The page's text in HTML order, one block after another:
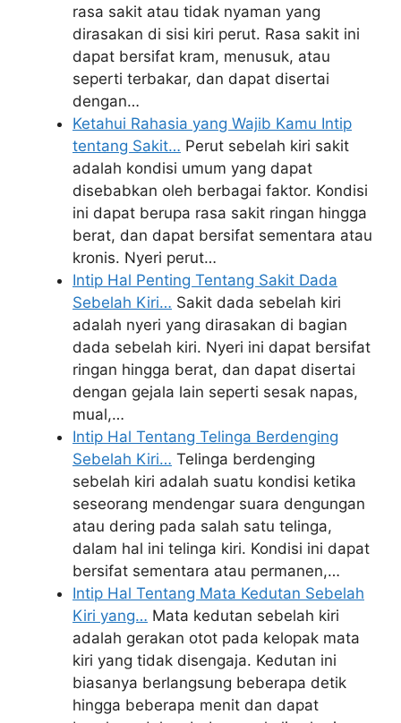
rasa sakit atau tidak nyaman yang
dirasakan di sisi kiri perut. Rasa sakit ini
dapat bersifat kram, menusuk, atau
seperti terbakar, dan dapat disertai
dengan…
Ketahui Rahasia yang Wajib Kamu Intip
tentang Sakit… Perut sebelah kiri sakit
adalah kondisi umum yang dapat
disebabkan oleh berbagai faktor. Kondisi
ini dapat berupa rasa sakit ringan hingga
berat, dan dapat bersifat sementara atau
kronis. Nyeri perut…
Intip Hal Penting Tentang Sakit Dada
Sebelah Kiri… Sakit dada sebelah kiri
adalah nyeri yang dirasakan di bagian
dada sebelah kiri. Nyeri ini dapat bersifat
ringan hingga berat, dan dapat disertai
dengan gejala lain seperti sesak napas,
mual,…
Intip Hal Tentang Telinga Berdenging
Sebelah Kiri… Telinga berdenging
sebelah kiri adalah suatu kondisi ketika
seseorang mendengar suara dengungan
atau dering pada salah satu telinga,
dalam hal ini telinga kiri. Kondisi ini dapat
bersifat sementara atau permanen,…
Intip Hal Tentang Mata Kedutan Sebelah
Kiri yang… Mata kedutan sebelah kiri
adalah gerakan otot pada kelopak mata
kiri yang tidak disengaja. Kedutan ini
biasanya berlangsung beberapa detik
hingga beberapa menit dan dapat